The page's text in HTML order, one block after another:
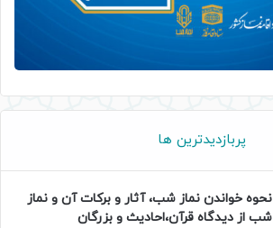
پربازدیدترین ها
نحوه خواندن نماز شب، آثار و برکات آن و نماز
شب از دیدگاه قرآن،احادیث و بزرگان